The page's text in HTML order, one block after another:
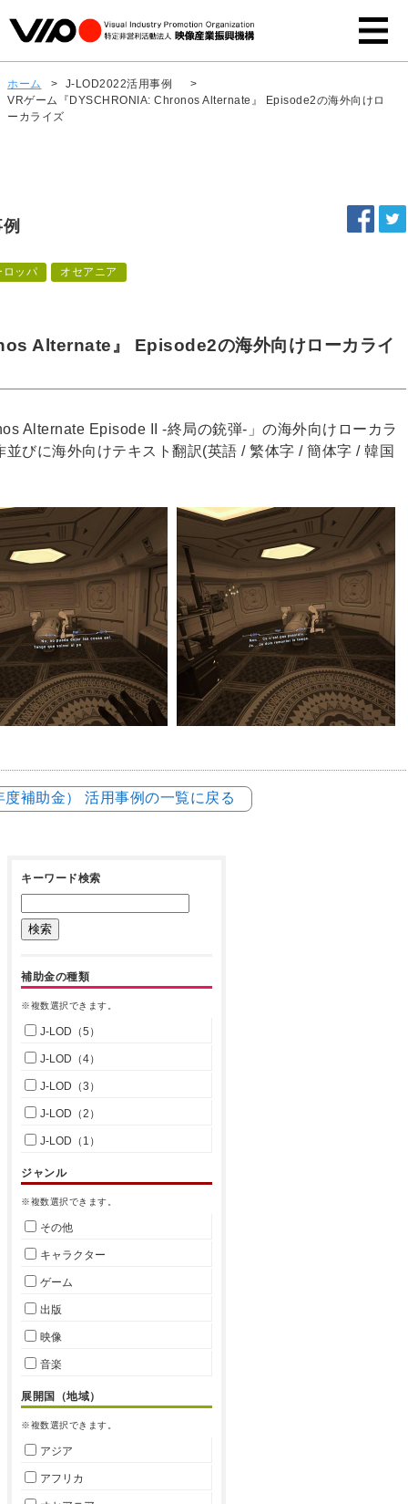
ホーム > J-LOD2022活用事例
>
VRゲーム『DYSCHRONIA: Chronos Alternate』 Episode2の海外向けロ
ーカライズ
ロッパ オセアニア
Alternate』 Episode2の海外向けローカライ
Alternate Episode II -終局の銃弾-」の海外向けローカラ
びに海外向けテキスト翻訳(英語 / 繁体字 / 簡体字 / 韓国
補助金） 活用事例の一覧に戻る
キーワード検索
補助金の種類
※複数選択できます。
J-LOD（5）
J-LOD（4）
J-LOD（3）
J-LOD（2）
J-LOD（1）
ジャンル
※複数選択できます。
その他
キャラクター
ゲーム
出版
映像
音楽
展開国（地域）
※複数選択できます。
アジア
アフリカ